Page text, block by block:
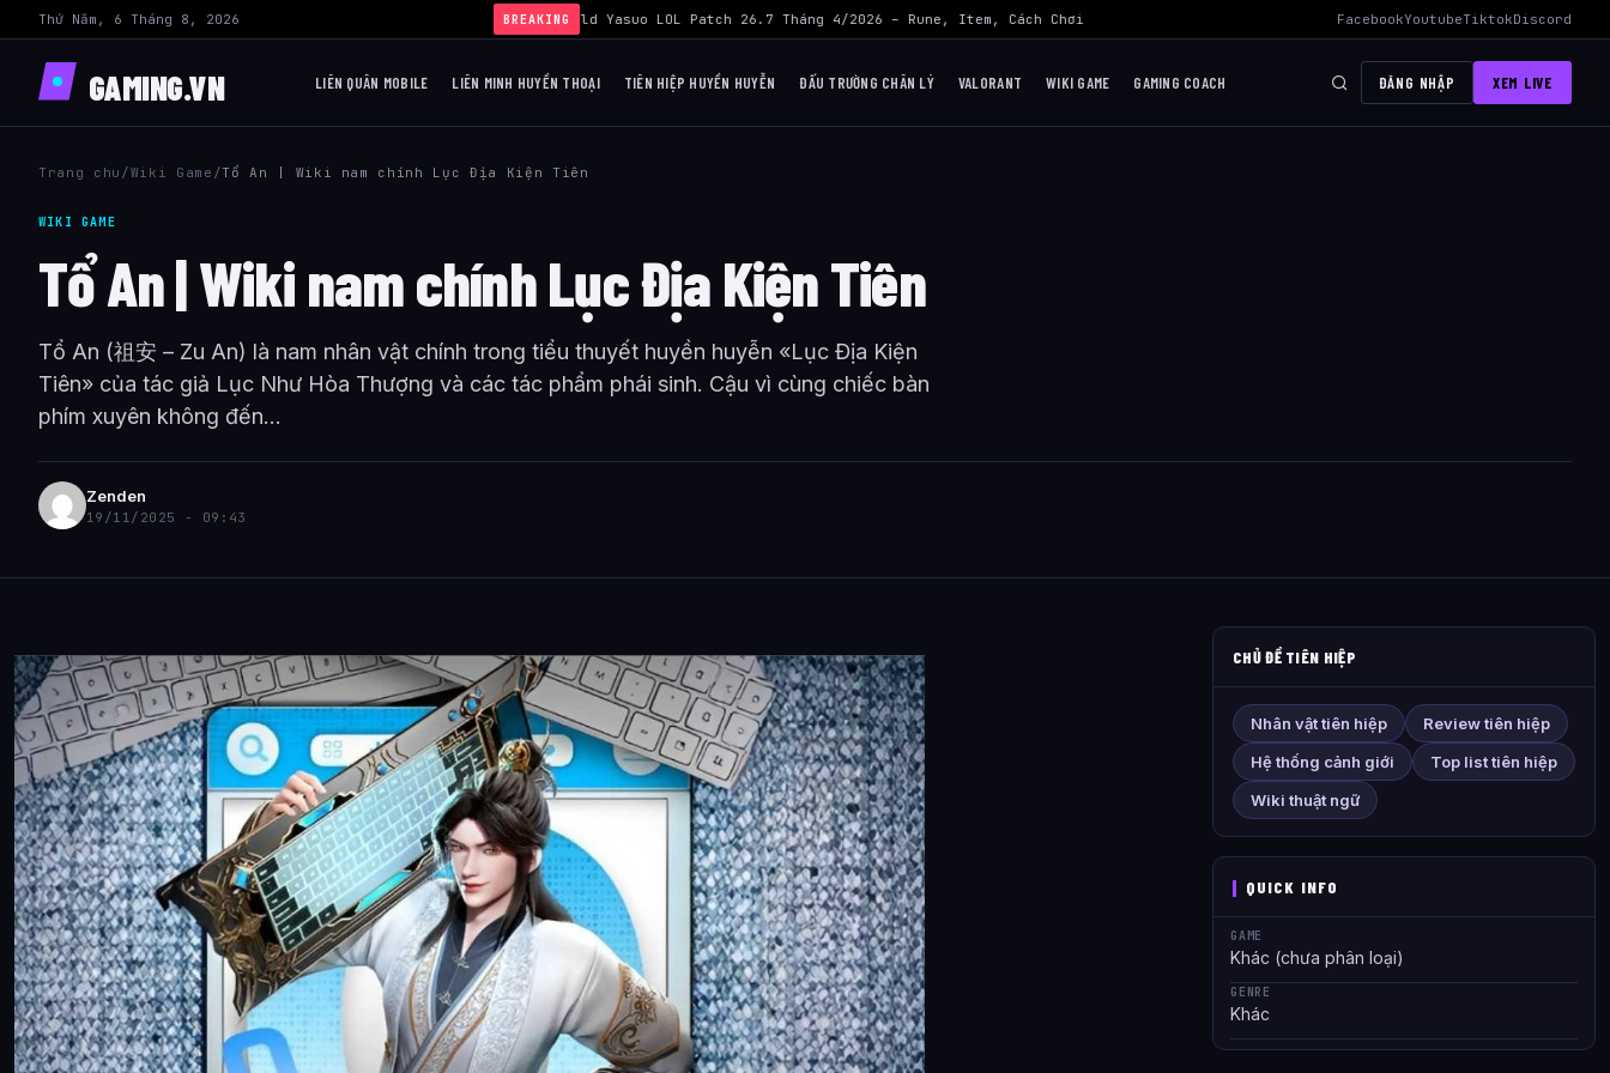
Thứ Năm, 6 Tháng 8, 2026 BREAKING
› Build Yasuo LOL Patch 26.7 Tháng 4/2026 – Rune, Item, Cách Chơi Mid Hiệu Quả Nhất AWC 2026 Liên Quân Mobile – Lịch Thi Đấu,
FacebookYoutubeTiktokDiscord
GAMING.VN LIÊN QUÂN MOBILE LIÊN MINH HUYỀN THOẠI TIÊN HIỆP HUYỀN HUYỄN ĐẤU TRƯỜNG CHÂN LÝ VALORANT WIKI GAME GAMING COACH ĐĂNG NHẬP XEM LIVE
Trang chu /Wiki Game /Tổ An | Wiki nam chính Lục Địa Kiện Tiên
WIKI GAME
Tổ An | Wiki nam chính Lục Địa Kiện Tiên
Tổ An (祖安 – Zu An) là nam nhân vật chính trong tiểu thuyết huyền huyễn «Lục Địa Kiện
Tiên» của tác giả Lục Như Hòa Thượng và các tác phẩm phái sinh. Cậu vì cùng chiếc bàn
phím xuyên không đến...
Zenden
19/11/2025 - 09:43
CHỦ ĐỀ TIÊN HIỆP
Nhân vật tiên hiệp
Review tiên hiệp
Hệ thống cảnh giới
Top list tiên hiệp
Wiki thuật ngữ
QUICK INFO
GAME
Khác (chưa phân loại)
GENRE
Khác